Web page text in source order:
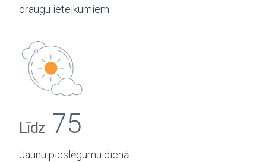
draugu ieteikumiem
Līdz 75
Jaunu pieslēgumu dienā